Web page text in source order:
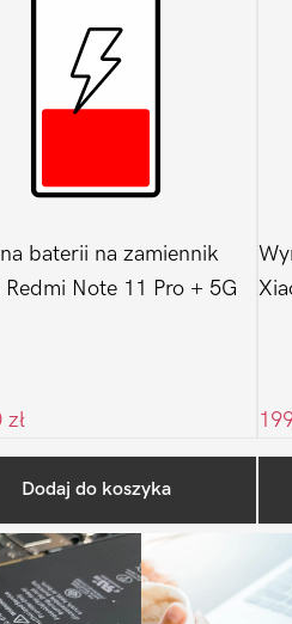
baterii na zamiennik
Redmi Note 11 Pro + 5G
zł
Dodaj do koszyka
Sidebar